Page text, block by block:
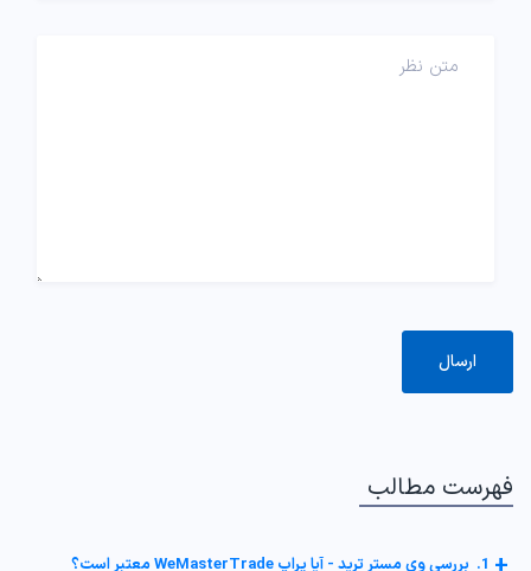
فهرست مطالب
1. بررسی وی مستر ترید - آیا پراپ WeMasterTrade معتبر است؟